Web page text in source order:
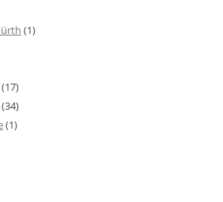
(1)
(17)
(34)
(1)